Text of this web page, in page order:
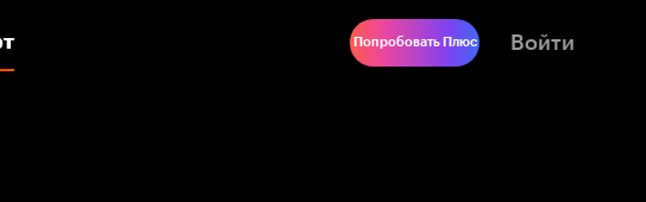
Попробовать Плюс Войти